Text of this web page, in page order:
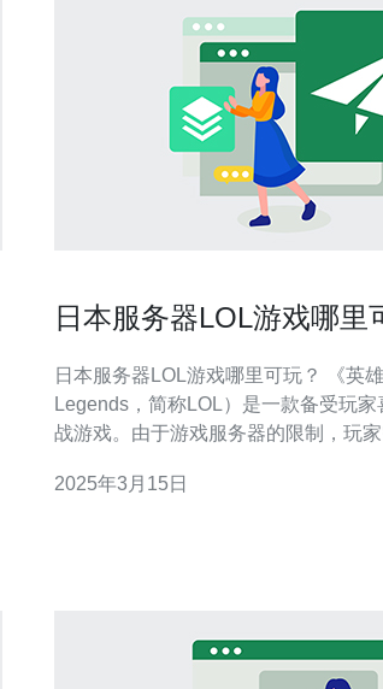
日本服务器LOL游戏哪里
日本服务器LOL游戏哪里可玩？ 《英雄联盟》（League of
Legends，简称LOL）是一款备受玩
战游戏。由于游戏服务器的限制，玩
器进行游戏是最佳的选择。 日本服务器LOL游戏平台主要
2025年3月15日